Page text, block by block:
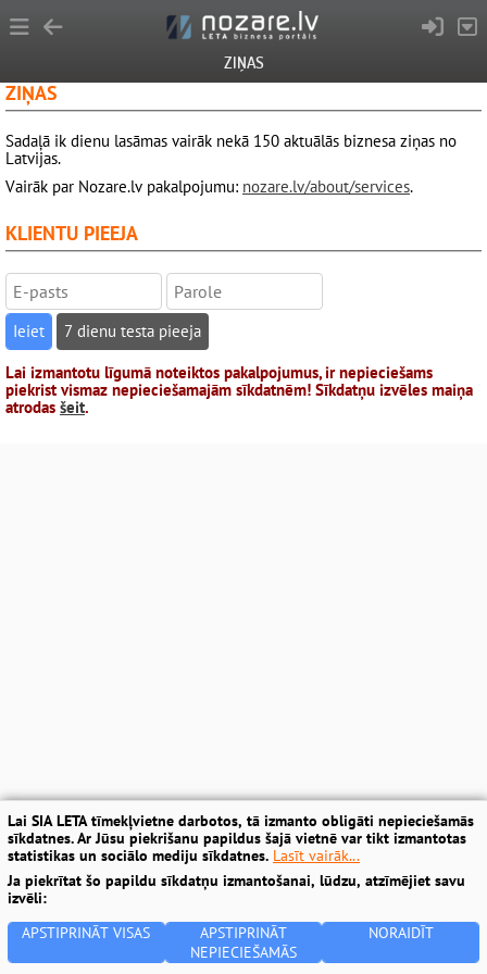
ZIŅAS
ZIŅAS
Sadaļā ik dienu lasāmas vairāk nekā 150 aktuālās biznesa ziņas no
Latvijas.
Vairāk par Nozare.lv pakalpojumu: nozare.lv/about/services.
KLIENTU PIEEJA
7 dienu testa pieeja
Lai izmantotu līgumā noteiktos pakalpojumus, ir nepieciešams
piekrist vismaz nepieciešamajām sīkdatnēm! Sīkdatņu izvēles maiņa
atrodas šeit.
Lai SIA LETA tīmekļvietne darbotos, tā izmanto obligāti nepieciešamās
sīkdatnes. Ar Jūsu piekrišanu papildus šajā vietnē var tikt izmantotas
statistikas un sociālo mediju sīkdatnes. Lasīt vairāk...
Ja piekrītat šo papildu sīkdatņu izmantošanai, lūdzu, atzīmējiet savu
izvēli:
APSTIPRINĀT VISAS
APSTIPRINĀT
NEPIECIEŠAMĀS
NORAIDĪT